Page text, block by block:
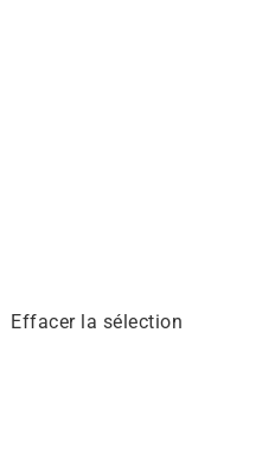
Effacer la sélection